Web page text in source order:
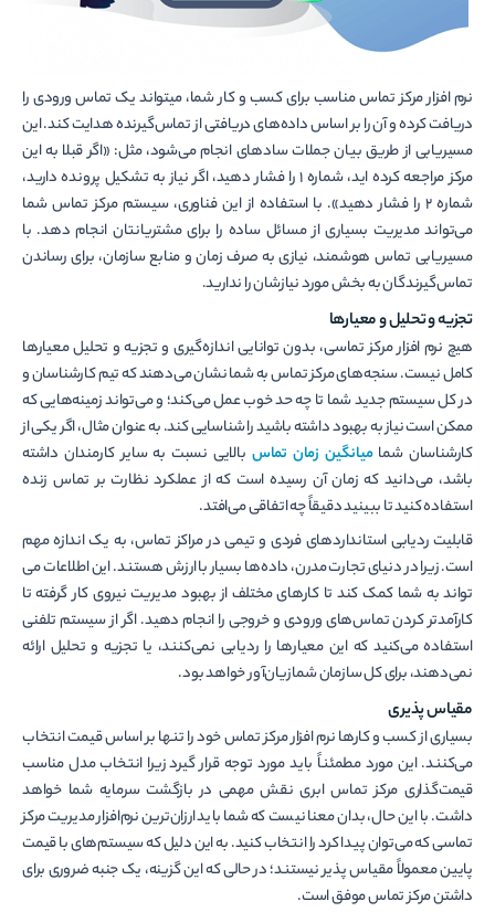
نرم افزار مرکز تماس مناسب برای کسب و کار شما، می­تواند یک تماس ورودی را
دریافت کرده و آن را بر اساس داده‌­های دریافتی از تماس­‌گیرنده هدایت کند. این
مسیریابی از طریق بیان جملات ساده­ای انجام می­‌شود، مثل: «اگر قبلا به این
مرکز مراجعه کرده اید، شماره 1 را فشار دهید، اگر نیاز به تشکیل پرونده دارید،
شماره 2 را فشار دهید». با استفاده از این فناوری، سیستم مرکز تماس شما
می‌تواند مدیریت بسیاری از مسائل ساده را برای مشتریانتان انجام دهد. با
مسیریابی تماس هوشمند، نیازی به صرف زمان و منابع سازمان، برای رساندن
تماس‌گیرندگان به بخش مورد نیازشان را ندارید.
تجزیه و تحلیل و معیارها
هیچ نرم افزار مرکز تماسی، بدون توانایی اندازه­‌گیری و تجزیه و تحلیل معیارها
کامل نیست. سنجه‌های مرکز تماس به شما نشان می‌دهند که تیم کارشناسان و
در کل سیستم جدید شما تا چه حد خوب عمل می‌کند؛ و می‌تواند زمینه‌هایی که
ممکن است نیاز به بهبود داشته باشید را شناسایی کند. به عنوان مثال، اگر یکی از
کارشناسان شمامیانگین زمان تماس بالایی نسبت به سایر کارمندان داشته
باشد، می­‌دانید که زمان آن رسیده است که از عملکرد نظارت بر تماس زنده
استفاده کنید تا ببینید دقیقاً چه اتفاقی می­‌افتد.
قابلیت ردیابی استانداردهای فردی و تیمی در مراکز تماس، به یک اندازه مهم
است. زیرا در دنیای تجارت مدرن، داده­‌ها بسیار با ارزش هستند. این اطلاعات می­‌
تواند به شما کمک کند تا کارهای مختلف از بهبود مدیریت نیروی کار گرفته تا
کارآمدتر کردن تماس‌­های ورودی و خروجی را انجام دهید. اگر از سیستم‌ تلفنی
استفاده می‌کنید که این معیارها را ردیابی نمی‌کنند، یا تجزیه و تحلیل ارائه
نمی‌دهند، برای کل سازمان شما زیان­‌آور خواهد بود.
مقیاس پذیری
بسیاری از کسب و کارها نرم افزار مرکز تماس خود را تنها بر اساس قیمت انتخاب
می­‌کنند. این مورد مطمئناً باید مورد توجه قرار گیرد زیرا انتخاب مدل مناسب
قیمت­‌گذاری مرکز تماس ابری نقش مهمی در بازگشت سرمایه شما خواهد
داشت. با این حال، بدان معنا نیست که شما باید ارزان‌ترین نرم‌افزار مدیریت مرکز
تماسی که می­‌توان پیدا کرد را انتخاب کنید. به این دلیل که سیستم‌­های با قیمت
پایین معمولاً مقیاس پذیر نیستند؛ در حالی که این گزینه، یک جنبه ضروری برای
داشتن مرکز تماس موفق است.